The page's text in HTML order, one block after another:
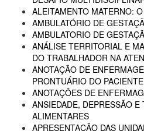
ALEITAMENTO MATERNO:
AMBULATÓRIO DE
AMBULATORIO DE
ANÁLISE TERRITORIAL E
DO TRABALHADOR NA
ANOTAÇÃO DE
PRONTUÁRIO DO PACIENTE
ANOTAÇÕES DE
ANSIEDADE, DEPRESSÃO E
ALIMENTARES
APRESENTAÇÃO DAS